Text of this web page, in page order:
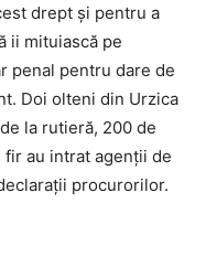
drept și pentru a
ii mituiască pe
penal pentru dare de
Doi olteni din Urzica
la rutieră, 200 de
au intrat agenții de
procurorilor.